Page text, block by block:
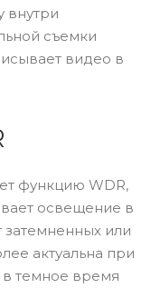
внутри
съемки
видео в
функцию WDR,
освещение в
затемненных или
актуальна при
в темное время